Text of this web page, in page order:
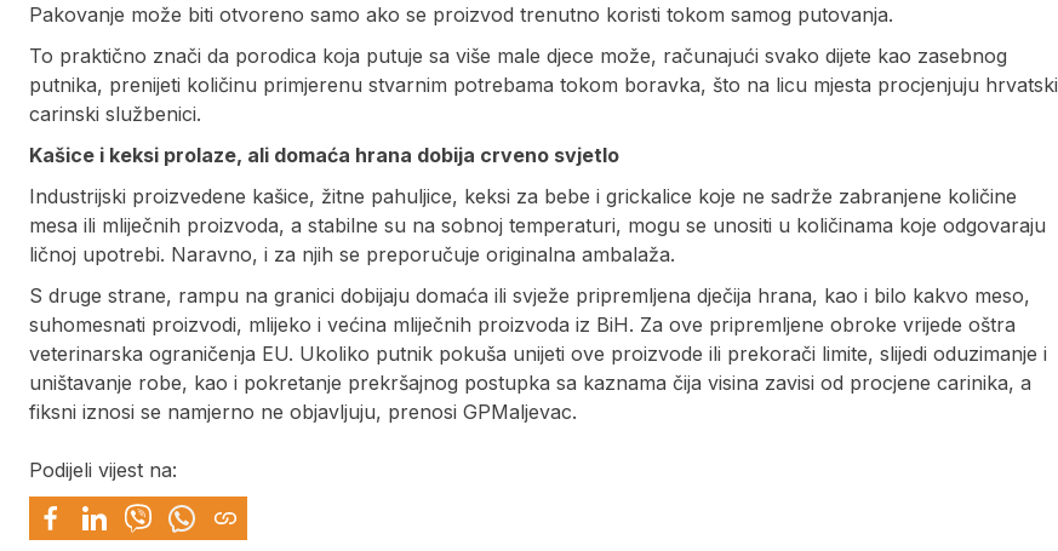
Pakovanje može biti otvoreno samo ako se proizvod trenutno koristi tokom samog putovanja.
To praktično znači da porodica koja putuje sa više male djece može, računajući svako dijete kao zasebnog
putnika, prenijeti količinu primjerenu stvarnim potrebama tokom boravka, što na licu mjesta procjenjuju hrvatski
carinski službenici.
Kašice i keksi prolaze, ali domaća hrana dobija crveno svjetlo
Industrijski proizvedene kašice, žitne pahuljice, keksi za bebe i grickalice koje ne sadrže zabranjene količine
mesa ili mliječnih proizvoda, a stabilne su na sobnoj temperaturi, mogu se unositi u količinama koje odgovaraju
ličnoj upotrebi. Naravno, i za njih se preporučuje originalna ambalaža.
S druge strane, rampu na granici dobijaju domaća ili svježe pripremljena dječija hrana, kao i bilo kakvo meso,
suhomesnati proizvodi, mlijeko i većina mliječnih proizvoda iz BiH. Za ove pripremljene obroke vrijede oštra
veterinarska ograničenja EU. Ukoliko putnik pokuša unijeti ove proizvode ili prekorači limite, slijedi oduzimanje i
uništavanje robe, kao i pokretanje prekršajnog postupka sa kaznama čija visina zavisi od procjene carinika, a
fiksni iznosi se namjerno ne objavljuju, prenosi GPMaljevac.
Podijeli vijest na: